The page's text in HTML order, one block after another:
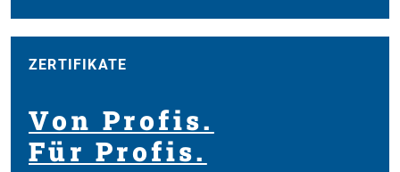
ZERTIFIKATE
Von Profis.
Für Profis.